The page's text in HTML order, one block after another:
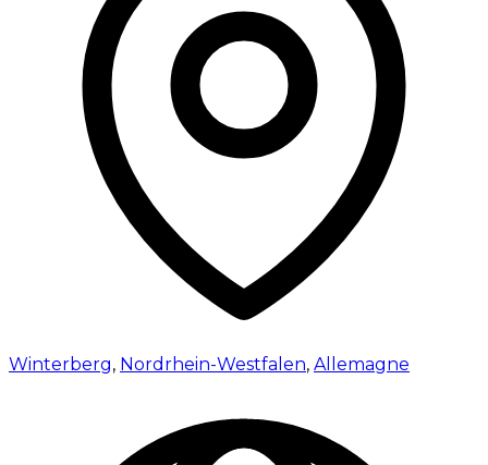
Winterberg, Nordrhein-Westfalen, Allemagne